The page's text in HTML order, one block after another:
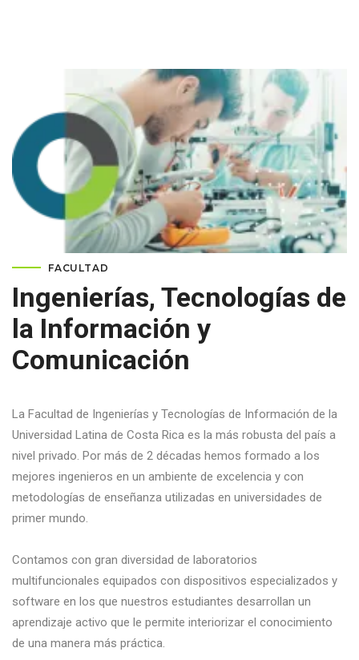
FACULTAD
Ingenierías, Tecnologías de
la Información y
Comunicación
La Facultad de Ingenierías y Tecnologías de Información de la
Universidad Latina de Costa Rica es la más robusta del país a
nivel privado. Por más de 2 décadas hemos formado a los
mejores ingenieros en un ambiente de excelencia y con
metodologías de enseñanza utilizadas en universidades de
primer mundo.
Contamos con gran diversidad de laboratorios
multifuncionales equipados con dispositivos especializados y
software en los que nuestros estudiantes desarrollan un
aprendizaje activo que le permite interiorizar el conocimiento
de una manera más práctica.